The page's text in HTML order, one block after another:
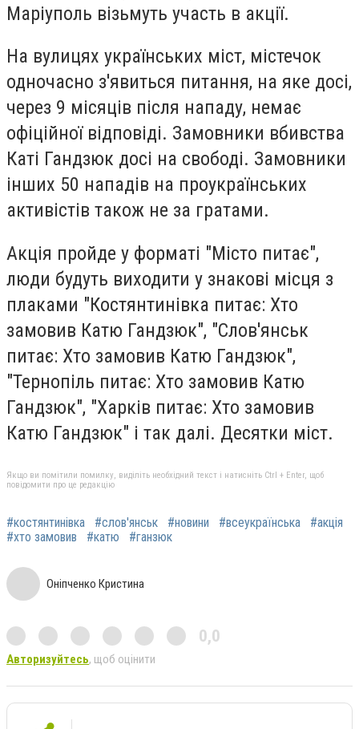
Маріуполь візьмуть участь в акції.
На вулицях українських міст, містечок
одночасно з'явиться питання, на яке досі,
через 9 місяців після нападу, немає
офіційної відповіді. Замовники вбивства
Каті Гандзюк досі на свободі. Замовники
інших 50 нападів на проукраїнських
активістів також не за гратами.
Акція пройде у форматі "Місто питає",
люди будуть виходити у знакові місця з
плаками "Костянтинівка питає: Хто
замовив Катю Гандзюк", "Слов'янськ
питає: Хто замовив Катю Гандзюк",
"Тернопіль питає: Хто замовив Катю
Гандзюк", "Харків питає: Хто замовив
Катю Гандзюк" і так далі. Десятки міст.
Якщо ви помітили помилку, виділіть необхідний текст і натисніть Ctrl + Enter, щоб
повідомити про це редакцію
#костянтинівка #слов'янськ #новини #всеукраїнська
#акція
#хто замовив
#катю #ганзюк
Оніпченко Кристина
0,0
Авторизуйтесь, щоб оцінити